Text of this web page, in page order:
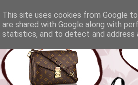
This site uses cookies from Google
are shared with Google along with
statistics, and to detect and address